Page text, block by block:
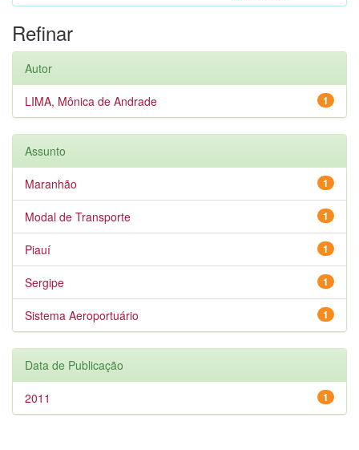
Refinar
Autor
1
LIMA, Mônica de Andrade
Assunto
1
Maranhão
1
Modal de Transporte
1
Piauí
1
Sergipe
1
Sistema Aeroportuário
Data de Publicação
1
2011